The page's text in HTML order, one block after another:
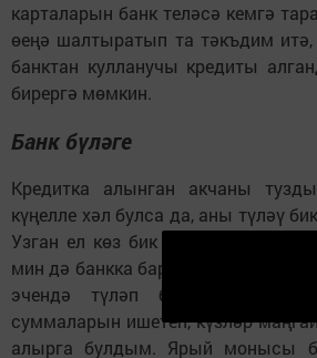
карталарын банк теләсә кемгә
өеңә шалтыратып та тәкъдим
банктан кулланучы кредиты
бирергә мөмкин.
Банк бүләге
Кредитка алынган акчаны
күңелле хәл булса да, аны түләү
Узган ел көз бик ашыгыч рәвештә
мин дә банкка барып, кредит
эчендә түләп бетерәсемне
суммаларын ишетеп, күзләр
алырга булдым. Ярый монысы